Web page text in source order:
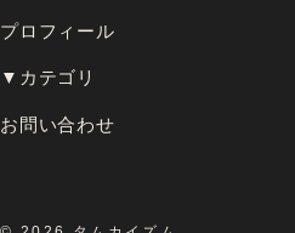
プロフィール
▼カテゴリ
お問い合わせ